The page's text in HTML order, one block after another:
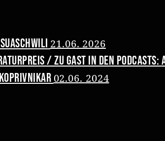
21.06. 2026
/ Zu Gast in den
02.06. 2024